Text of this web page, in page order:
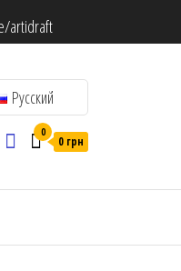
artidraft
Русский
0
0 грн